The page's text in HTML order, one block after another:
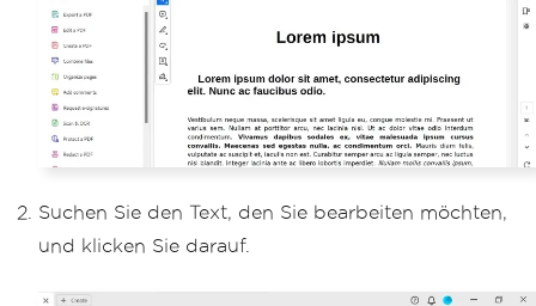
Suchen Sie den Text, den Sie bearbeiten möchten,
und klicken Sie darauf.